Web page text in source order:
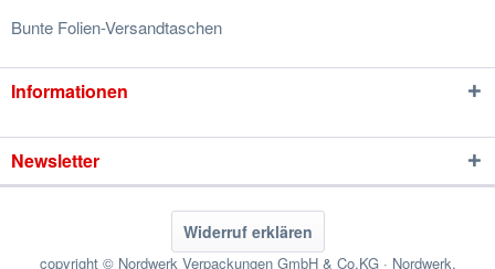
Bunte Folien-Versandtaschen
Informationen
Newsletter
Widerruf erklären
copyright © Nordwerk Verpackungen GmbH & Co.KG · Nordwerk,